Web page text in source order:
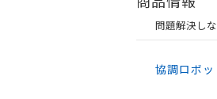
問題解決し
協調ロボ